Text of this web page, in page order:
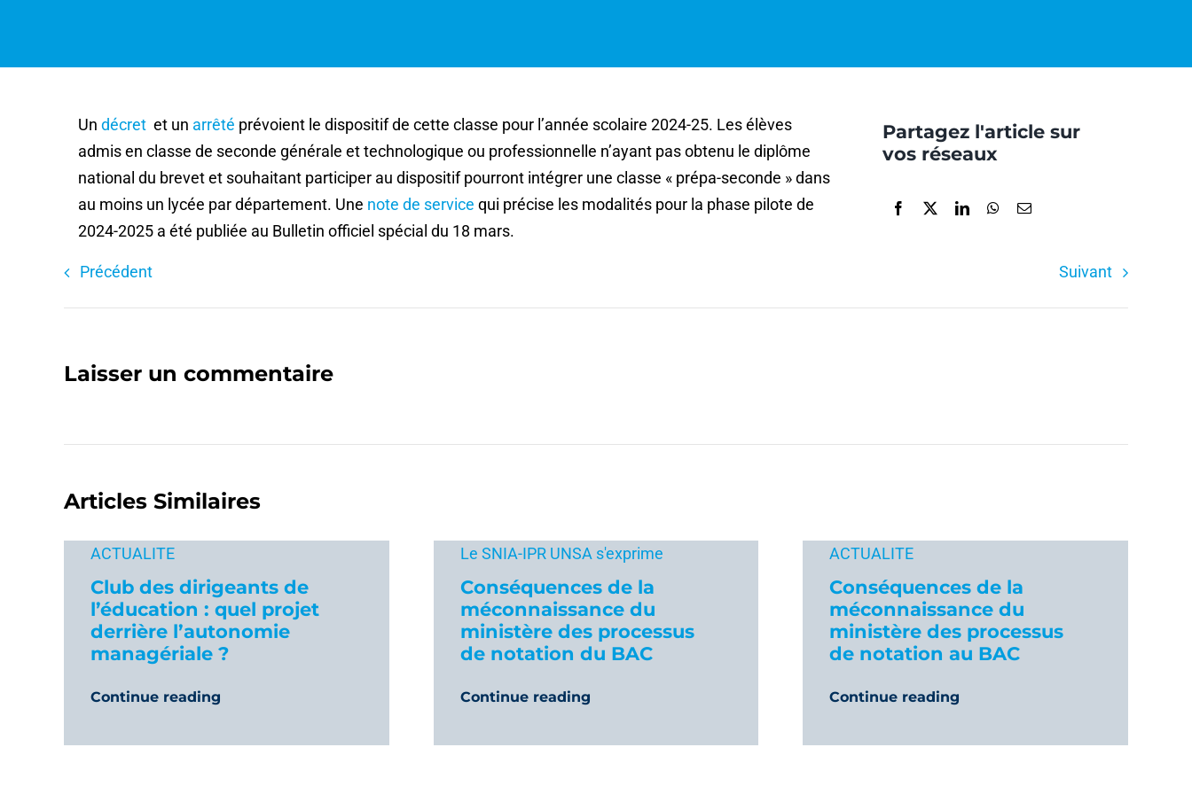
Un décret et un arrêté prévoient le dispositif de cette classe pour l’année scolaire 2024-25. Les élèves
admis en classe de seconde générale et technologique ou professionnelle n’ayant pas obtenu le diplôme
national du brevet et souhaitant participer au dispositif pourront intégrer une classe « prépa-seconde » dans
au moins un lycée par département. Une note de service qui précise les modalités pour la phase pilote de
2024-2025 a été publiée au Bulletin officiel spécial du 18 mars.
Partagez l'article sur
vos réseaux
Précédent Suivant
Laisser un commentaire
Articles Similaires
ACTUALITE
Club des dirigeants de
l’éducation : quel projet
derrière l’autonomie
managériale ?
Continue reading
Le SNIA-IPR UNSA s'exprime
Conséquences de la
méconnaissance du
ministère des processus
de notation du BAC
Continue reading
ACTUALITE
Conséquences de la
méconnaissance du
ministère des processus
de notation au BAC
Continue reading